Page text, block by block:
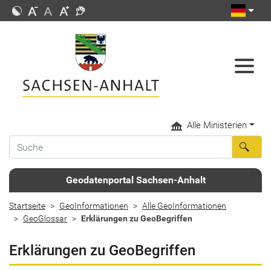
Alle Ministerien
Geodatenportal Sachsen-Anhalt
Startseite GeoInformationen
Alle GeoInformationen
GeoGlossar
Erklärungen zu GeoBegriffen
Erklärungen zu GeoBegriffen